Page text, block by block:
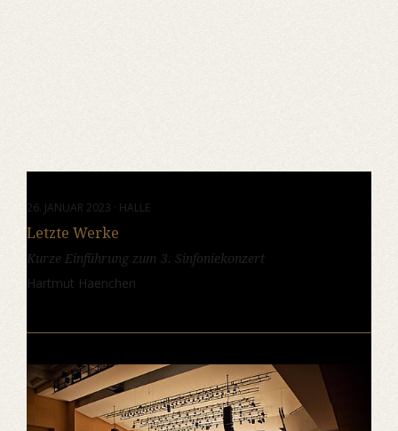
26. JANUAR 2023 · HALLE
Letzte Werke
Kurze Einführung zum 3. Sinfoniekonzert
Hartmut Haenchen